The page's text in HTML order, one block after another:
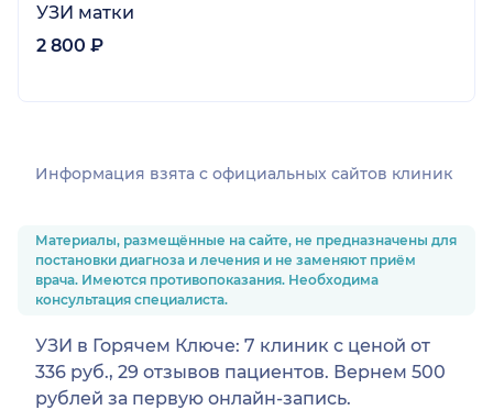
УЗИ матки
2 800 ₽
Информация взята c официальных сайтов клиник
Материалы, размещённые на сайте, не предназначены для
постановки диагноза и лечения и не заменяют приём
врача. Имеются противопоказания. Необходима
консультация специалиста.
УЗИ в Горячем Ключе: 7 клиник с ценой от
336 руб., 29 отзывов пациентов. Вернем 500
рублей за первую онлайн-запись.